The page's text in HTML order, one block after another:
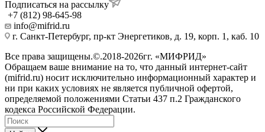
Подписаться на рассылку
+7 (812) 98-645-98
info@mifrid.ru
г. Санкт-Петербург, пр-кт Энергетиков, д. 19, корп. 1, каб. 10
Все права защищены.©.2018-2026гг. «МИФРИД»
Обращаем ваше внимание на то, что данный интернет-сайт
(mifrid.ru) носит исключительно информационный характер и
ни при каких условиях не является публичной офертой,
определяемой положениями Статьи 437 п.2 Гражданского
кодекса Российской Федерации.